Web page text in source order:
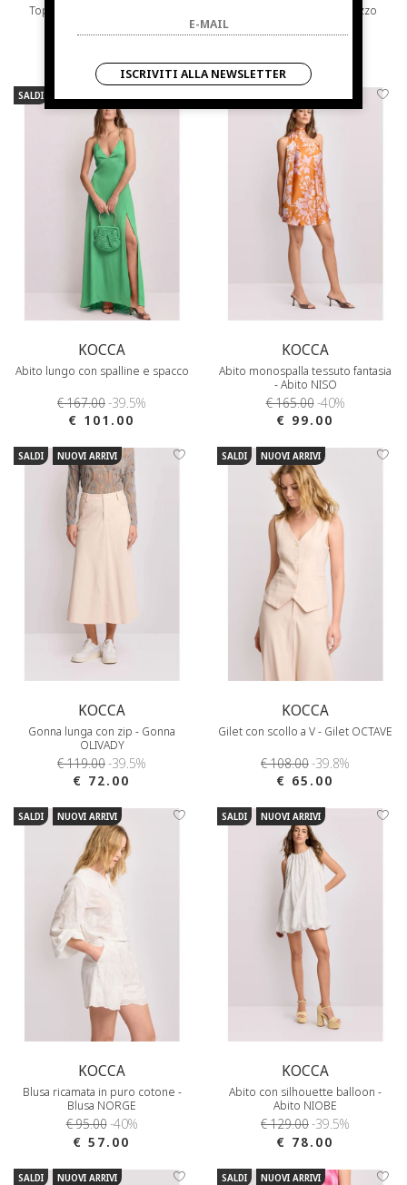
Top sartoriale con spalline e
€ 54.00
Pantaloni eleganti a palazzo
€ 60.00
SALDI
KOCCA
Abito lungo con spalline e spacco
€ 167.00-39.5%
€ 101.00
KOCCA
Abito monospalla tessuto fantasia
- Abito NISO
€ 165.00-40%
€ 99.00
SALDI NUOVI ARRIVI
KOCCA
Gonna lunga con zip - Gonna
OLIVADY
€ 119.00-39.5%
€ 72.00
SALDI NUOVI ARRIVI
KOCCA
Gilet con scollo a V - Gilet OCTAVE
€ 108.00-39.8%
€ 65.00
SALDI NUOVI ARRIVI
KOCCA
Blusa ricamata in puro cotone -
Blusa NORGE
€ 95.00-40%
€ 57.00
SALDI NUOVI ARRIVI
KOCCA
Abito con silhouette balloon -
Abito NIOBE
€ 129.00-39.5%
€ 78.00
SALDI NUOVI ARRIVI SALDI NUOVI ARRIVI
ISCRIVITI ALLA NEWSLETTER